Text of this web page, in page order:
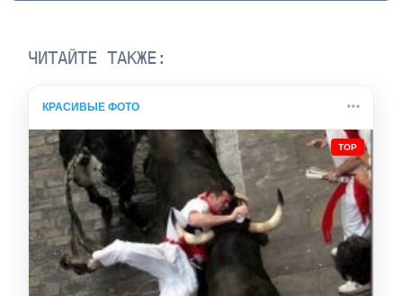
ЧИТАЙТЕ ТАКЖЕ:
КРАСИВЫЕ ФОТО
TOP